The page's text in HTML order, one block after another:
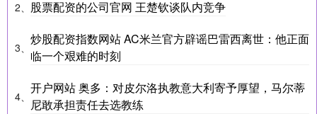
2、 股票配资的公司官网 王楚钦谈队内竞争
3、
炒股配资指数网站 AC米兰官方辟谣巴雷西离世：他正面
临一个艰难的时刻
4、
开户网站 奥多：对皮尔洛执教意大利寄予厚望，马尔蒂
尼敢承担责任去选教练